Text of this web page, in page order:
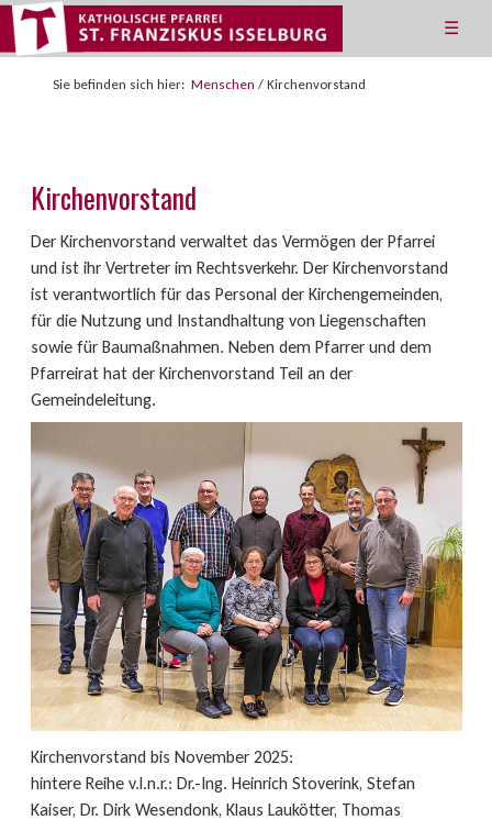
☰
Sie befinden sich hier: Menschen / Kirchenvorstand
Kirchenvorstand
Der Kirchenvorstand verwaltet das Vermögen der Pfarrei
und ist ihr Vertreter im Rechtsverkehr. Der Kirchenvorstand
ist verantwortlich für das Personal der Kirchengemeinden,
für die Nutzung und Instandhaltung von Liegenschaften
sowie für Baumaßnahmen. Neben dem Pfarrer und dem
Pfarreirat hat der Kirchenvorstand Teil an der
Gemeindeleitung.
Kirchenvorstand bis November 2025:
hintere Reihe v.l.n.r.: Dr.-Ing. Heinrich Stoverink, Stefan
Kaiser, Dr. Dirk Wesendonk, Klaus Laukötter, Thomas